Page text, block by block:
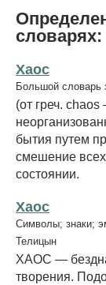
словарях:
Хаос
Большой словарь
(от греч.
бытия путем
смешение
состоянии.
Хаос
Символы; знаки;
Телицын
ХАОС —
творения.